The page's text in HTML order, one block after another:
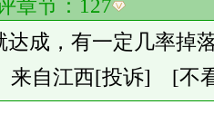
章节： 127
达成，有一定几率掉
来自江西[投诉] [不